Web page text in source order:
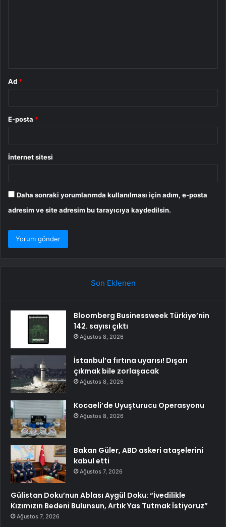
Ad *
E-posta *
İnternet sitesi
Daha sonraki yorumlarımda kullanılması için adım, e-posta
adresim ve site adresim bu tarayıcıya kaydedilsin.
Son Eklenen
Bloomberg Businessweek Türkiye’nin
142. sayısı çıktı
Ağustos 8, 2026
İstanbul’a fırtına uyarısı! Dışarı
çıkmak bile zorlaşacak
Ağustos 8, 2026
Kocaeli’de Uyuşturucu Operasyonu
Ağustos 8, 2026
Bakan Güler, ABD askeri ataşelerini
kabul etti
Ağustos 7, 2026
Gülistan Doku’nun Ablası Aygül Doku: “İvedilikle
Kızımızın Bedeni Bulunsun, Artık Yas Tutmak İstiyoruz”
Ağustos 7, 2026